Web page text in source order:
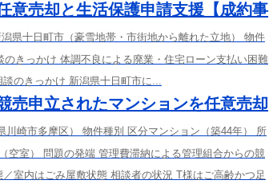
意売却と生活保護申請支援【成約事
県十日町市（豪雪地帯・市街地から離れた立地） 物件
きっかけ 体調不良による廃業・住宅ローン支払い困難
のきっかけ 新潟県十日町市に...
売申立されたマンションを任意売却
崎市多摩区） 物件種別 区分マンション（築44年） 所
空室） 問題の発端 管理費滞納による管理組合からの競
室内はごみ屋敷状態 相談者の状況 T様はご高齢かつ足